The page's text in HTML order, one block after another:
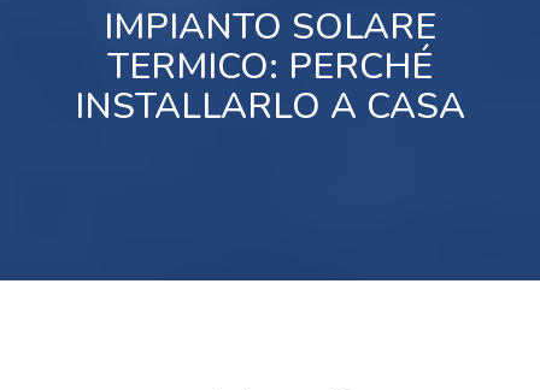
IMPIANTO SOLARE
TERMICO: PERCHÉ
INSTALLARLO A CASA